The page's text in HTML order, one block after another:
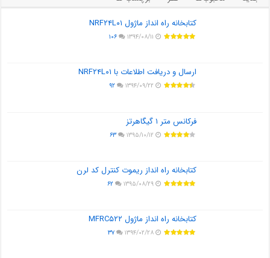
کتابخانه راه انداز ماژول NRF۲۴L۰۱
۱۳۹۴/۰۸/۱۱ ۱۰۶
ارسال و دریافت اطلاعات با NRF۲۴L۰۱
۱۳۹۴/۰۹/۲۲ ۹۲
فرکانس متر ۱ گیگاهرتز
۱۳۹۵/۱۰/۱۲ ۶۳
کتابخانه راه انداز ریموت کنترل کد لرن
۱۳۹۵/۰۸/۲۹ ۶۲
کتابخانه راه انداز ماژول MFRC۵۲۲
۱۳۹۴/۰۲/۲۸ ۳۷